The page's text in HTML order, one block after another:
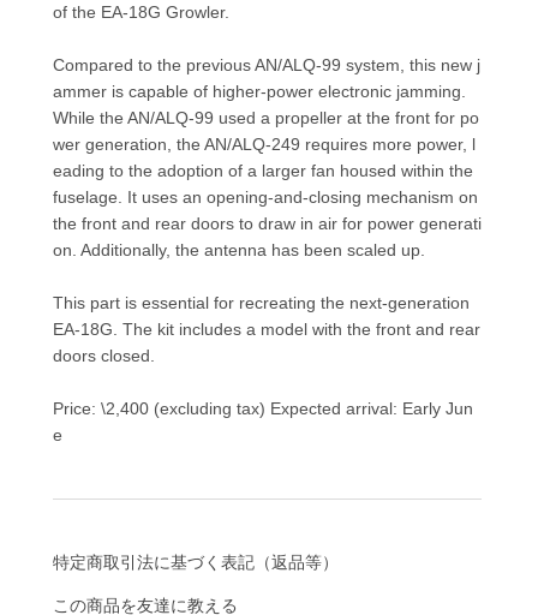
of the EA-18G Growler.
Compared to the previous AN/ALQ-99 system, this new j
ammer is capable of higher-power electronic jamming.
While the AN/ALQ-99 used a propeller at the front for po
wer generation, the AN/ALQ-249 requires more power, l
eading to the adoption of a larger fan housed within the
fuselage. It uses an opening-and-closing mechanism on
the front and rear doors to draw in air for power generati
on. Additionally, the antenna has been scaled up.
This part is essential for recreating the next-generation
EA-18G. The kit includes a model with the front and rear
doors closed.
Price: \2,400 (excluding tax) Expected arrival: Early Jun
e
特定商取引法に基づく表記（返品等）
この商品を友達に教える